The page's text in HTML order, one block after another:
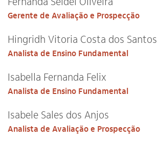
Gerente de Avaliação e Prospecção
Hingridh Vitoria Costa dos Santos
Analista de Ensino Fundamental
Isabella Fernanda Felix
Analista de Ensino Fundamental
Isabele Sales dos Anjos
Analista de Avaliação e Prospecção